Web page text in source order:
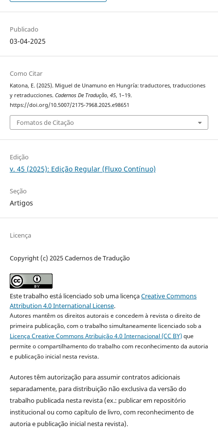
Publicado
03-04-2025
Como Citar
Katona, E. (2025). Miguel de Unamuno en Hungría: traductores, traducciones
y retraducciones. Cadernos De Tradução, 45, 1–19.
https://doi.org/10.5007/2175-7968.2025.e98651
Fomatos de Citação
Edição
v. 45 (2025): Edição Regular (Fluxo Contínuo)
Seção
Artigos
Licença
Copyright (c) 2025 Cadernos de Tradução
Este trabalho está licenciado sob uma licençaCreative Commons
Attribution 4.0 International License.
Autores mantêm os direitos autorais e concedem à revista o direito de
primeira publicação, com o trabalho simultaneamente licenciado sob a
Licença Creative Commons Atribuição 4.0 Internacional (CC BY)que
permite o compartilhamento do trabalho com reconhecimento da autoria
e publicação inicial nesta revista.
Autores têm autorização para assumir contratos adicionais
separadamente, para distribuição não exclusiva da versão do
trabalho publicada nesta revista (ex.: publicar em repositório
institucional ou como capítulo de livro, com reconhecimento de
autoria e publicação inicial nesta revista).